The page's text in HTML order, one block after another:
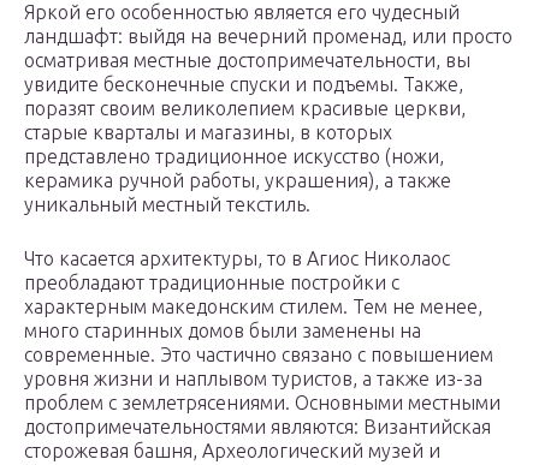
Яркой его особенностью является его чудесный
ландшафт: выйдя на вечерний променад, или просто
осматривая местные достопримечательности, вы
увидите бесконечные спуски и подъемы. Также,
поразят своим великолепием красивые церкви,
старые кварталы и магазины, в которых
представлено традиционное искусство (ножи,
керамика ручной работы, украшения), а также
уникальный местный текстиль.
Что касается архитектуры, то в Агиос Николаос
преобладают традиционные постройки с
характерным македонским стилем. Тем не менее,
много старинных домов были заменены на
современные. Это частично связано с повышением
уровня жизни и наплывом туристов, а также из-за
проблем с землетрясениями. Основными местными
достопримечательностями являются: Византийская
сторожевая башня, Археологический музей и